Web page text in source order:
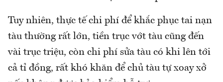
Tuy nhiên, thực tế chi phí để khắc phục tai nạn
tàu thường rất lớn, tiền trục vớt tàu cũng đến
vài trục triệu, còn chi phí sửa tàu có khi lên tới
cả tỉ đồng, rất khó khăn để chủ tàu tự xoay xở